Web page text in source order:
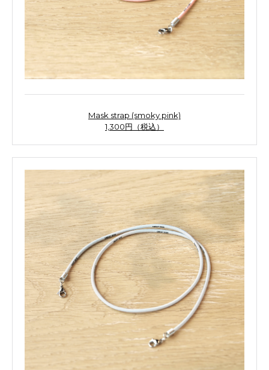
Mask strap (smoky pink)
1,300円（税込）